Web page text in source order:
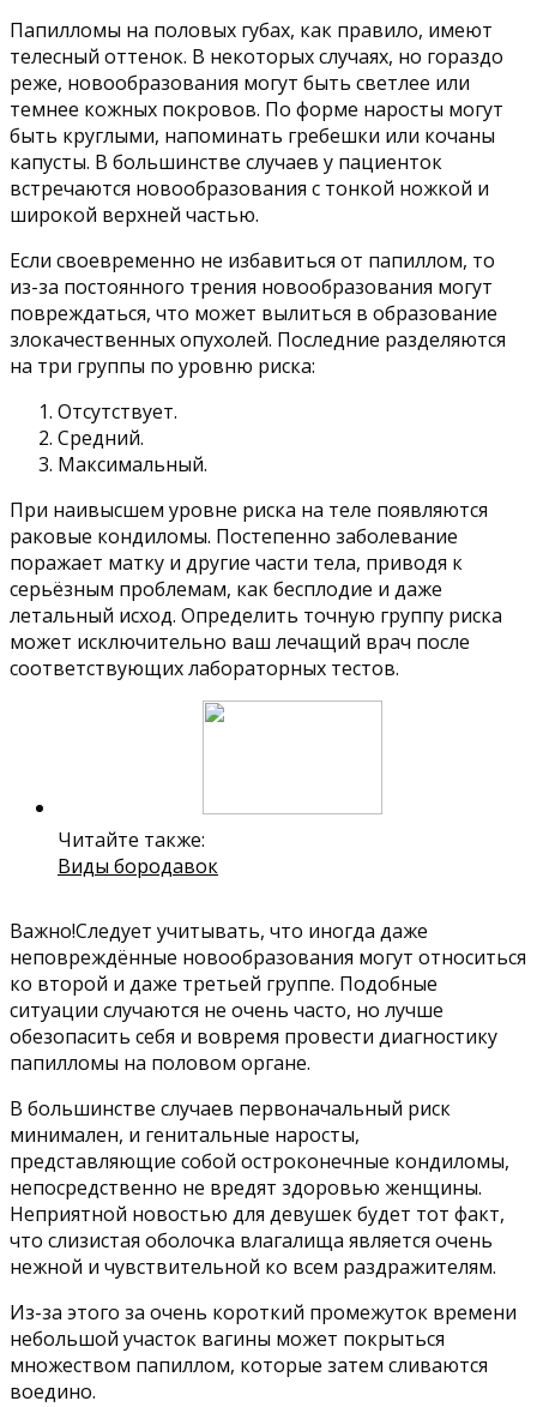
Папилломы на половых губах, как правило, имеют
телесный оттенок. В некоторых случаях, но гораздо
реже, новообразования могут быть светлее или
темнее кожных покровов. По форме наросты могут
быть круглыми, напоминать гребешки или кочаны
капусты. В большинстве случаев у пациенток
встречаются новообразования с тонкой ножкой и
широкой верхней частью.
Если своевременно не избавиться от папиллом, то
из-за постоянного трения новообразования могут
повреждаться, что может вылиться в образование
злокачественных опухолей. Последние разделяются
на три группы по уровню риска:
Отсутствует.
Средний.
Максимальный.
При наивысшем уровне риска на теле появляются
раковые кондиломы. Постепенно заболевание
поражает матку и другие части тела, приводя к
серьёзным проблемам, как бесплодие и даже
летальный исход. Определить точную группу риска
может исключительно ваш лечащий врач после
соответствующих лабораторных тестов.
Читайте также:
Виды бородавок
Важно!Следует учитывать, что иногда даже
неповреждённые новообразования могут относиться
ко второй и даже третьей группе. Подобные
ситуации случаются не очень часто, но лучше
обезопасить себя и вовремя провести диагностику
папилломы на половом органе.
В большинстве случаев первоначальный риск
минимален, и генитальные наросты,
представляющие собой остроконечные кондиломы,
непосредственно не вредят здоровью женщины.
Неприятной новостью для девушек будет тот факт,
что слизистая оболочка влагалища является очень
нежной и чувствительной ко всем раздражителям.
Из-за этого за очень короткий промежуток времени
небольшой участок вагины может покрыться
множеством папиллом, которые затем сливаются
воедино.